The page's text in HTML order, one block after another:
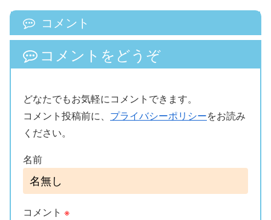
コメント
コメントをどうぞ
どなたでもお気軽にコメントできます。
コメント投稿前に、 プライバシーポリシーをお読み
ください。
名前
コメント ※